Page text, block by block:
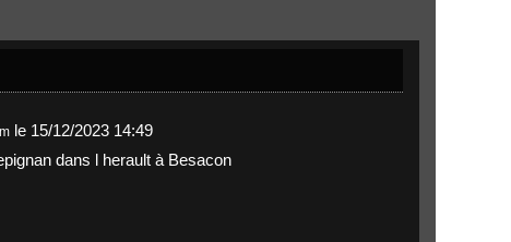
le 15/12/2023 14:49
dans l herault à Besacon